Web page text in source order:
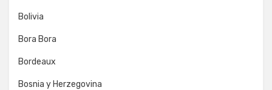
Bolivia
Bora Bora
Bordeaux
Bosnia y Herzegovina